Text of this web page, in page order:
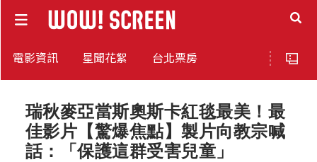
電影資訊 星聞花絮 台北票房
瑞秋麥亞當斯奧斯卡紅毯最美！最
佳影片【驚爆焦點】製片向教宗喊
話：「保護這群受害兒童」